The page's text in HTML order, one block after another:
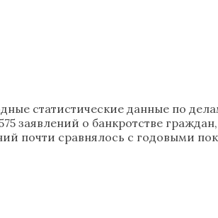
статистические данные по
заявлений о банкротстве
почти сравнялось с годовыми